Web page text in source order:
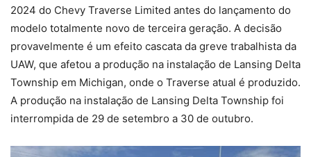
2024 do Chevy Traverse Limited antes do lançamento do
modelo totalmente novo de terceira geração. A decisão
provavelmente é um efeito cascata da greve trabalhista da
UAW, que afetou a produção na instalação de Lansing Delta
Township em Michigan, onde o Traverse atual é produzido.
A produção na instalação de Lansing Delta Township foi
interrompida de 29 de setembro a 30 de outubro.